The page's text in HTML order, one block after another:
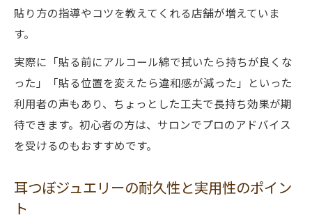
貼り方の指導やコツを教えてくれる店舗が増えていま
す。
実際に「貼る前にアルコール綿で拭いたら持ちが良くな
った」「貼る位置を変えたら違和感が減った」といった
利用者の声もあり、ちょっとした工夫で長持ち効果が期
待できます。初心者の方は、サロンでプロのアドバイス
を受けるのもおすすめです。
耳つぼジュエリーの耐久性と実用性のポイン
ト